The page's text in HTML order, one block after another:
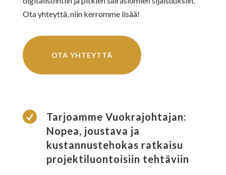
Ota yhteyttä, niin kerromme lisää!
OTA YHTEYTTÄ

Tarjoamme Vuokrajohtajan:
Nopea, joustava ja
kustannustehokas ratkaisu
projektiluontoisiin tehtäviin